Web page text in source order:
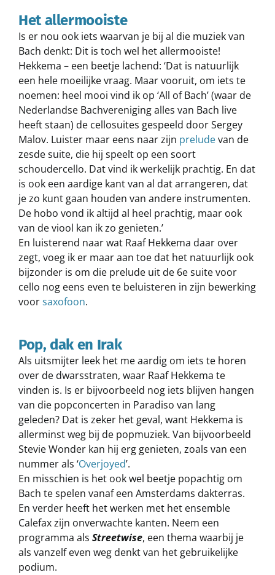
Het allermooiste
Is er nou ook iets waarvan je bij al die muziek van
Bach denkt: Dit is toch wel het allermooiste!
Hekkema – een beetje lachend: ‘Dat is natuurlijk
een hele moeilijke vraag. Maar vooruit, om iets te
noemen: heel mooi vind ik op ‘All of Bach’ (waar de
Nederlandse Bachvereniging alles van Bach live
heeft staan) de cellosuites gespeeld door Sergey
Malov. Luister maar eens naar zijn preludevan de
zesde suite, die hij speelt op een soort
schoudercello. Dat vind ik werkelijk prachtig. En dat
is ook een aardige kant van al dat arrangeren, dat
je zo kunt gaan houden van andere instrumenten.
De hobo vond ik altijd al heel prachtig, maar ook
van de viool kan ik zo genieten.’
En luisterend naar wat Raaf Hekkema daar over
zegt, voeg ik er maar aan toe dat het natuurlijk ook
bijzonder is om die prelude uit de 6e suite voor
cello nog eens even te beluisteren in zijn bewerking
voorsaxofoon.
Pop, dak en Irak
Als uitsmijter leek het me aardig om iets te horen
over de dwarsstraten, waar Raaf Hekkema te
vinden is. Is er bijvoorbeeld nog iets blijven hangen
van die popconcerten in Paradiso van lang
geleden? Dat is zeker het geval, want Hekkema is
allerminst weg bij de popmuziek. Van bijvoorbeeld
Stevie Wonder kan hij erg genieten, zoals van een
nummer als ‘Overjoyed’.
En misschien is het ook wel beetje popachtig om
Bach te spelen vanaf een Amsterdams dakterras.
En verder heeft het werken met het ensemble
Calefax zijn onverwachte kanten. Neem een
programma als Streetwise, een thema waarbij je
als vanzelf even weg denkt van het gebruikelijke
podium.